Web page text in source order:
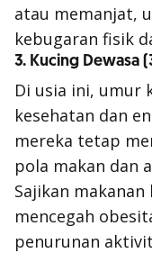
atau memanjat,
kebugaran fisik
3. Kucing Dewasa
Di usia ini, umur
kesehatan dan
mereka tetap
pola makan dan
Sajikan
mencegah
penurunan